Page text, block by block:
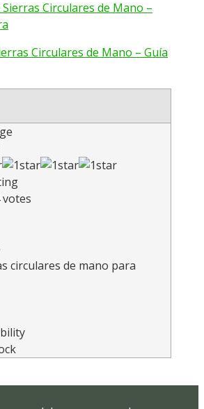
Circulares de Mano – Guía
votes
circulares de mano para